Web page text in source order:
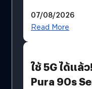
บริโภคและ
07/08/2026
Read More
ใช้ 5G ได้แล้
Pura 90s